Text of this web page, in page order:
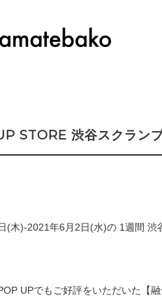
STORE 渋谷スクラン
(木)-2021年6月2日(水)の 1週間 渋
UPでもご好評をいただいた【